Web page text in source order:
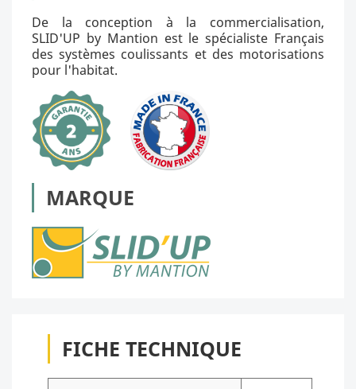
De la conception à la commercialisation,
SLID'UP by Mantion est le spécialiste Français
des systèmes coulissants et des motorisations
pour l'habitat.
MARQUE
FICHE TECHNIQUE